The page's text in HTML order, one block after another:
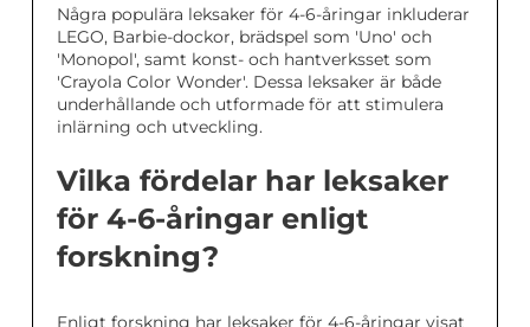
Några populära leksaker för 4-6-åringar inkluderar
LEGO, Barbie-dockor, brädspel som 'Uno' och
'Monopol', samt konst- och hantverksset som
'Crayola Color Wonder'. Dessa leksaker är både
underhållande och utformade för att stimulera
inlärning och utveckling.
Vilka fördelar har leksaker
för 4-6-åringar enligt
forskning?
Enligt forskning har leksaker för 4-6-åringar visat